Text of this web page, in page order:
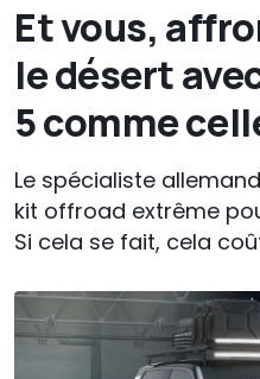
Et vous,
le désert
5 comme
Le spécialiste
kit offroad extrême
Si cela se fait, cela